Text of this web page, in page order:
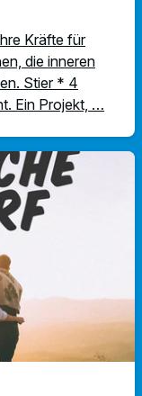
Kräfte für
die inneren
Stier * 4
Ein Projekt, …